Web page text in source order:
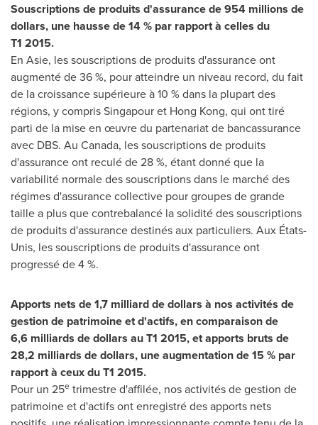
Souscriptions de produits d'assurance de 954 millions de
dollars, une hausse de 14 % par rapport à celles du
T1 2015.
En Asie, les souscriptions de produits d'assurance ont
augmenté de 36 %, pour atteindre un niveau record, du fait
de la croissance supérieure à 10 % dans la plupart des
régions, y compris Singapour et Hong Kong, qui ont tiré
parti de la mise en œuvre du partenariat de bancassurance
avec DBS. Au Canada, les souscriptions de produits
d'assurance ont reculé de 28 %, étant donné que la
variabilité normale des souscriptions dans le marché des
régimes d'assurance collective pour groupes de grande
taille a plus que contrebalancé la solidité des souscriptions
de produits d'assurance destinés aux particuliers. Aux États-
Unis, les souscriptions de produits d'assurance ont
progressé de 4 %.
Apports nets de 1,7 milliard de dollars à nos activités de
gestion de patrimoine et d'actifs, en comparaison de
6,6 milliards de dollars au T1 2015, etapports bruts de
28,2 milliards de dollars, une augmentation de 15 % par
rapport à ceux du T1 2015.
Pour un 25e trimestre d'affilée, nos activités de gestion de
patrimoine et d'actifs ont enregistré des apports nets